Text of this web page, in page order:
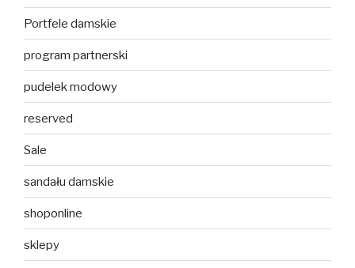
Portfele damskie
program partnerski
pudelek modowy
reserved
Sale
sandału damskie
shoponline
sklepy